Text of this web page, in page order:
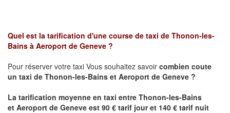
Quel est la tarification d'une course de taxi de Thonon-les-
Bains à Aeroport de Geneve ?
Pour réserver votre taxi Vous souhaitez savoir combien coute
un taxi de Thonon-les-Bains et Aeroport de Geneve ?
La tarification moyenne en taxi entre Thonon-les-Bains
et Aeroport de Geneve est 90 € tarif jour et 140 € tarif nuit